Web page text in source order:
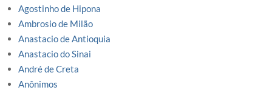
Agostinho de Hipona
Ambrosio de Milão
Anastacio de Antioquia
Anastacio do Sinai
André de Creta
Anônimos